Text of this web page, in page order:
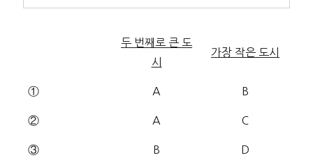
두 번째로 큰 도
시
가장 작은 도시
① A B
② A C
③ B D